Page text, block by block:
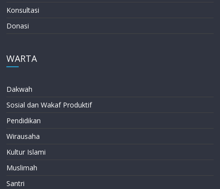
Konsultasi
Donasi
WARTA
Dakwah
Sosial dan Wakaf Produktif
Pendidikan
Wirausaha
Kultur Islami
Muslimah
Santri